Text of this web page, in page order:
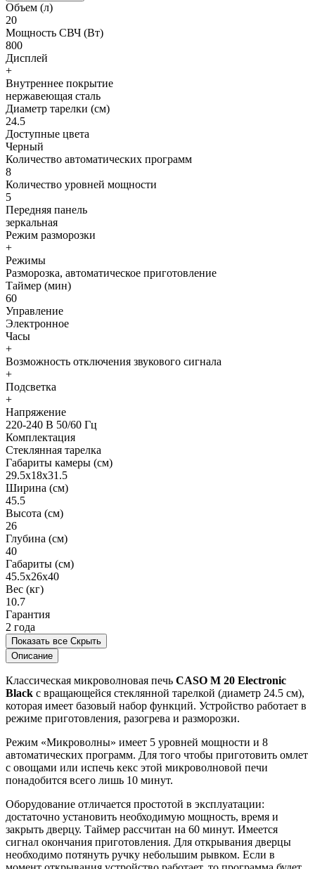
Объем (л)
20
Мощность СВЧ (Вт)
800
Дисплей
+
Внутреннее покрытие
нержавеющая сталь
Диаметр тарелки (см)
24.5
Доступные цвета
Черный
Количество автоматических программ
8
Количество уровней мощности
5
Передняя панель
зеркальная
Режим разморозки
+
Режимы
Разморозка, автоматическое приготовление
Таймер (мин)
60
Управление
Электронное
Часы
+
Возможность отключения звукового сигнала
+
Подсветка
+
Напряжение
220-240 В 50/60 Гц
Комплектация
Стеклянная тарелка
Габариты камеры (см)
29.5х18х31.5
Ширина (см)
45.5
Высота (см)
26
Глубина (см)
40
Габариты (см)
45.5x26x40
Вес (кг)
10.7
Гарантия
2 года
Показать все Скрыть
Описание
Классическая микроволновая печь CASO M 20 Electronic
Black с вращающейся стеклянной тарелкой (диаметр 24.5 см),
которая имеет базовый набор функций. Устройство работает в
режиме приготовления, разогрева и разморозки.
Режим «Микроволны» имеет 5 уровней мощности и 8
автоматических программ. Для того чтобы приготовить омлет
с овощами или испечь кекс этой микроволновой печи
понадобится всего лишь 10 минут.
Оборудование отличается простотой в эксплуатации:
достаточно установить необходимую мощность, время и
закрыть дверцу. Таймер рассчитан на 60 минут. Имеется
сигнал окончания приготовления. Для открывания дверцы
необходимо потянуть ручку небольшим рывком. Если в